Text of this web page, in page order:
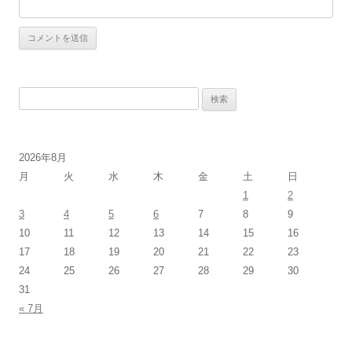
2026年8月
月
火 水 木 金 土
日
1
2
3
4 5 6 7 8
9
10
11 12 13 14 15
16
17
18 19 20 21 22
23
24
25 26 27 28 29
30
31
« 7月